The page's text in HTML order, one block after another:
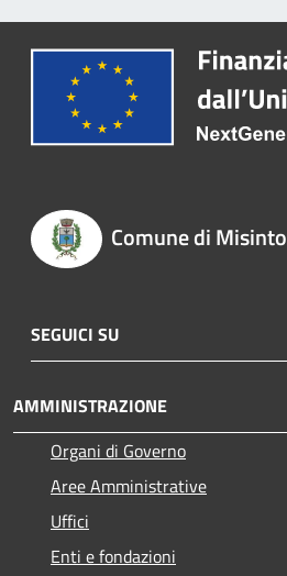
Comune di Misinto
SEGUICI SU
AMMINISTRAZIONE
Organi di Governo
Aree Amministrative
Uffici
Enti e fondazioni